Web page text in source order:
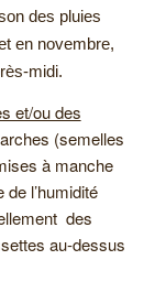
des pluies
en novembre,
midi.
et/ou des
(semelles
à manche
l’humidité
des
au-dessus